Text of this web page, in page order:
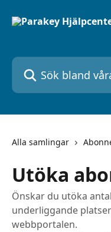
Sök bland våra artiklar
Alla samlingar
Utöka
Önskar du utöka
underliggande
webbportalen.